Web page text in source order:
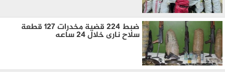
ضبط 224 قضية مخدرات 127 قطعة
سلاح نارى خلال 24 ساعه